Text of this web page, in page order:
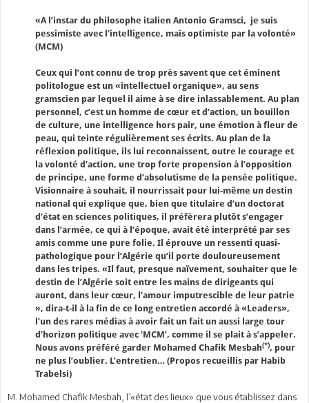
«A l’instar du philosophe italien Antonio Gramsci, je suis
pessimiste avec l'intelligence, mais optimiste par la volonté»
(MCM)
Ceux qui l’ont connu de trop près savent que cet éminent
politologue est un «intellectuel organique», au sens
gramscien par lequel il aime à se dire inlassablement. Au plan
personnel, c’est un homme de cœur et d’action, un bouillon
de culture, une intelligence hors pair, une émotion à fleur de
peau, qui teinte régulièrement ses écrits. Au plan de la
réflexion politique, ils lui reconnaissent, outre le courage et
la volonté d’action, une trop forte propension à l’opposition
de principe, une forme d’absolutisme de la pensée politique.
Visionnaire à souhait, il nourrissait pour lui-même un destin
national qui explique que, bien que titulaire d’un doctorat
d’état en sciences politiques, il préfèrera plutôt s’engager
dans l’armée, ce qui à l’époque, avait été interprété par ses
amis comme une pure folie. Il éprouve un ressenti quasi-
pathologique pour l’Algérie qu’il porte douloureusement
dans les tripes. «Il faut, presque naïvement, souhaiter que le
destin de l’Algérie soit entre les mains de dirigeants qui
auront, dans leur cœur, l’amour imputrescible de leur patrie
», dira-t-il à la fin de ce long entretien accordé à «Leaders»,
l’un des rares médias à avoir fait un fait un aussi large tour
d’horizon politique avec ‘MCM’, comme il se plait à s’appeler.
Nous avons préféré garder Mohamed Chafik Mesbah(*), pour
ne plus l’oublier. L’entretien… (Propos recueillis par Habib
Trabelsi)
M. Mohamed Chafik Mesbah, l’«état des lieux» que vous établissez dans